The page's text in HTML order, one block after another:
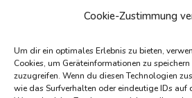
Cookie-Zustimmung
Um dir ein optimales Erlebnis zu bieten,
Cookies, um Geräteinformationen zu
zuzugreifen. Wenn du diesen Technologien
wie das Surfverhalten oder eindeutige IDs auf